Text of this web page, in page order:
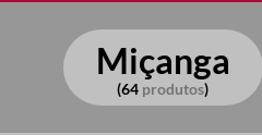
Miçanga
64 produtos